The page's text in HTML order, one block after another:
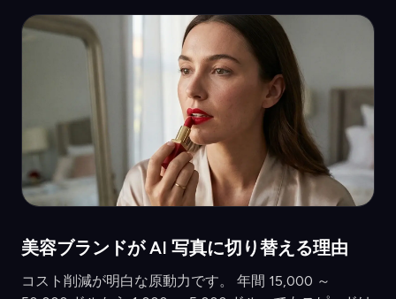
美容ブランドが AI 写真に切り替える理由
コスト削減が明白な原動力です。 年間 15,000 ～